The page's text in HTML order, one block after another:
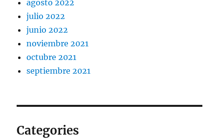
agosto 2022
julio 2022
junio 2022
noviembre 2021
octubre 2021
septiembre 2021
Categories